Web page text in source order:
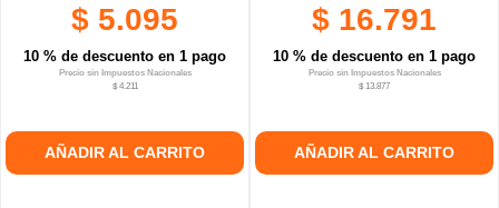
$ 5.095
10 % de descuento en 1 pago
Precio sin Impuestos Nacionales
$ 4.211
AÑADIR AL CARRITO
$ 16.791
10 % de descuento en 1 pago
Precio sin Impuestos Nacionales
$ 13.877
AÑADIR AL CARRITO